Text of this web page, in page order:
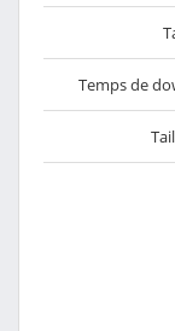
Temps de